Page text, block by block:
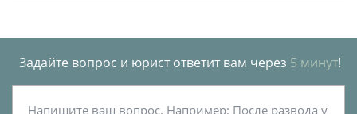
Задайте вопрос и юрист ответит вам через 5 минут!